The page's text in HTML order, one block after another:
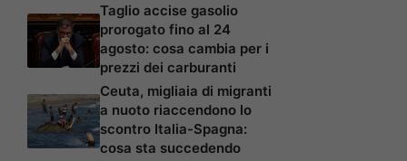
Taglio accise gasolio
prorogato fino al 24
agosto: cosa cambia per i
prezzi dei carburanti
Ceuta, migliaia di migranti
a nuoto riaccendono lo
scontro Italia-Spagna:
cosa sta succedendo